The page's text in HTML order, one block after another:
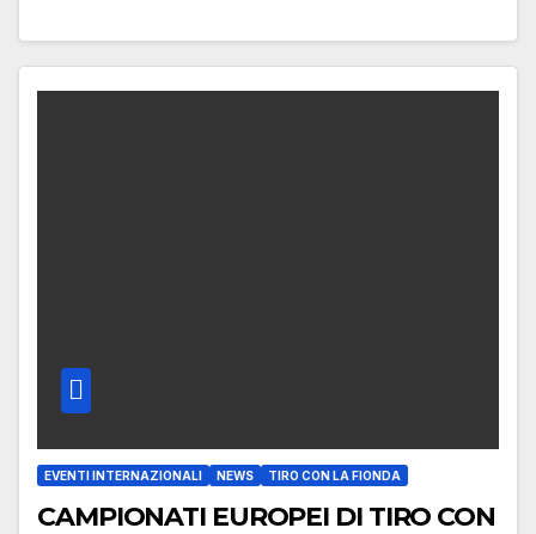
EVENTI INTERNAZIONALI NEWS TIRO CON LA FIONDA
CAMPIONATI EUROPEI DI TIRO CON